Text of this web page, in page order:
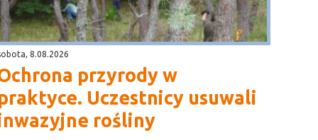
8.08.2026
przyrody w
Uczestnicy usuwali
rośliny